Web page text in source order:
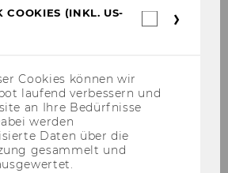
COOKIES (INKL. US-
Cookies können wir
laufend verbessern und
an Ihre Bedürfnisse
werden
Daten über die
gesammelt und